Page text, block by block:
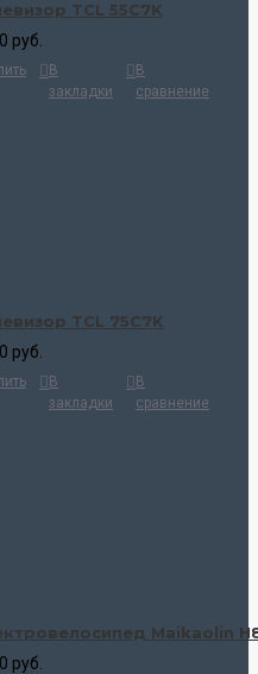
TCL 55C7K
руб.
В
закладки
В
сравнение
TCL 75C7K
руб.
В
закладки
В
сравнение
Maikaolin
руб.